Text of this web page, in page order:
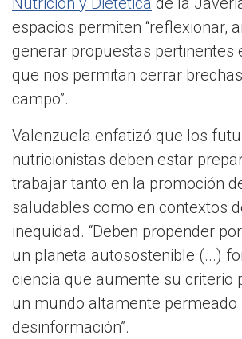
espacios permiten “reflexionar,
generar propuestas pertinentes
que nos permitan cerrar
campo”.
Valenzuela enfatizó que los
nutricionistas deben estar
trabajar tanto en la promoción
saludables como en contextos
inequidad. “Deben propender
un planeta autosostenible (...)
ciencia que aumente su criterio
un mundo altamente permeado
desinformación”.